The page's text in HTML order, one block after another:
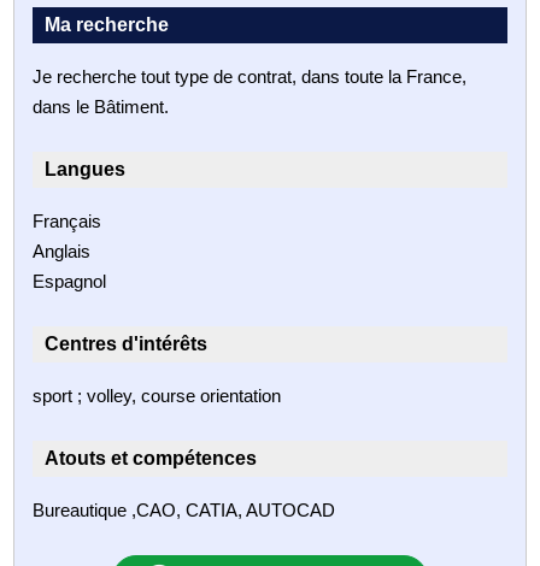
Ma recherche
Je recherche tout type de contrat, dans toute la France,
dans le Bâtiment.
Langues
Français
Anglais
Espagnol
Centres d'intérêts
sport ; volley, course orientation
Atouts et compétences
Bureautique ,CAO, CATIA, AUTOCAD